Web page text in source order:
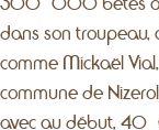
300 000 bêtes à
dans son troupeau,
comme Mickaël
commune de
avec au début, 40